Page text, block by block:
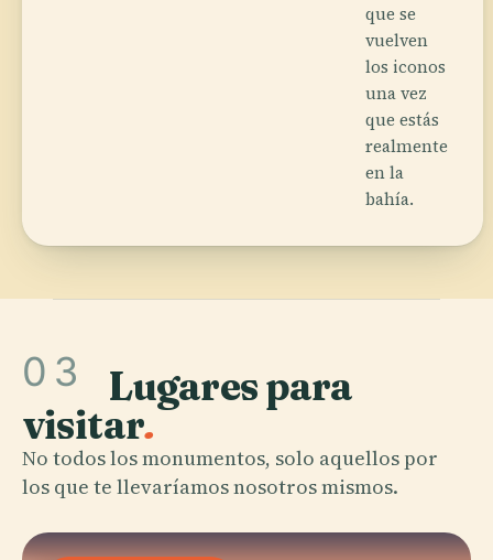
que se
vuelven
los iconos
una vez
que estás
realmente
en la
bahía.
03 Lugares para
visitar.
No todos los monumentos, solo aquellos por
los que te llevaríamos nosotros mismos.